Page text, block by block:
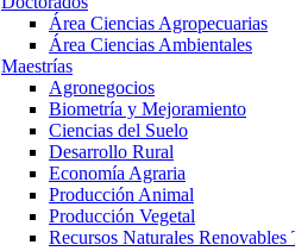
Área Ciencias Agropecuarias
Área Ciencias Ambientales
Maestrías
Agronegocios
Biometría y Mejoramiento
Ciencias del Suelo
Desarrollo Rural
Economía Agraria
Producción Animal
Producción Vegetal
Recursos Naturales Renovables